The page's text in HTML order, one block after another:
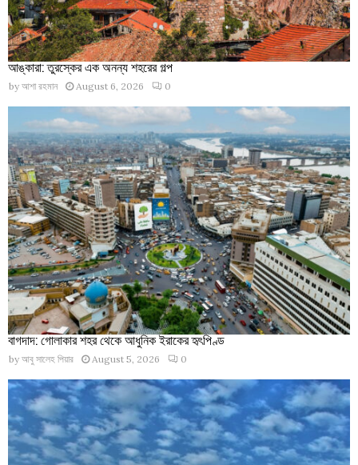
আঙ্কারা: তুরস্কের এক অনন্য শহরের গল্প
by আশা রহমান August 6, 2026 0
বাগদাদ: গোলাকার শহর থেকে আধুনিক ইরাকের হৃৎপিণ্ড
by আবু সালেহ পিয়ার August 5, 2026 0